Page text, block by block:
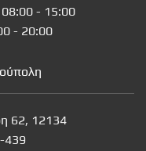
- 15:00
- 20:00
62, 12134
439